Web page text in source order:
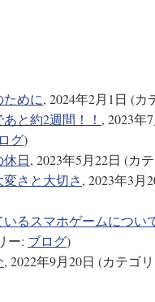
ために, 2024年2月1日 (カ
と約2週間！！ , 2023年
グ)
休日, 2023年5月22日 (カ
さと大切さ, 2023年3月
いるスマホゲームについ
ー: ブログ)
, 2022年9月20日 (カテゴ